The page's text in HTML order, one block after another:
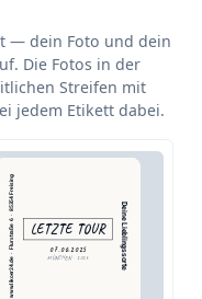
— dein Foto und dein
Die Fotos in der
Streifen mit
jedem Etikett dabei.
www.likoer24.de  ·  Flurstraße 6  ·  85354 Freising LETZTE TOUR
07.06.2025
MÜNCHEN · 2025 Deine Lieblingssorte